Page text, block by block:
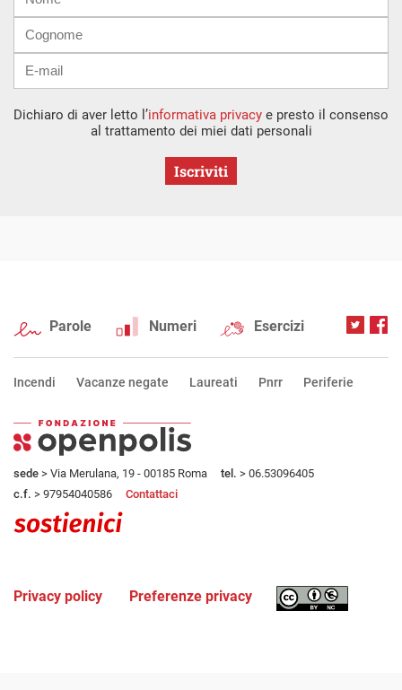
mail
Dichiaro di aver letto l’informativa privacy e presto il consenso
al trattamento dei miei dati personali
Iscriviti
Parole Numeri Esercizi
Incendi Vacanze negate Laureati Pnrr Periferie
sede > Via Merulana, 19 - 00185 Roma tel. > 06.53096405
c.f. > 97954040586 Contattaci
Privacy policy Preferenze privacy